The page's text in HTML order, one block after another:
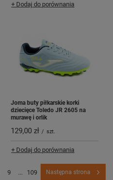
+ Dodaj do porównania
Joma buty piłkarskie korki
dziecięce Toledo JR 2605 na
murawę i orlik
129,00 zł / szt.
+ Dodaj do porównania
9 ... 109 Następna strona